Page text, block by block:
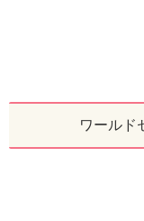
ワールド